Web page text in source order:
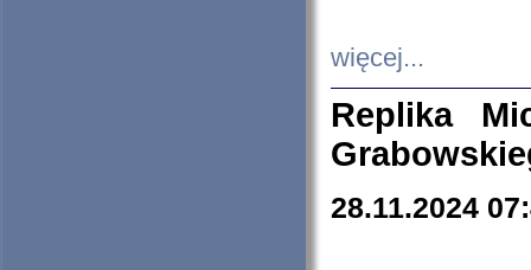
więcej...
Replika
28.11.2024